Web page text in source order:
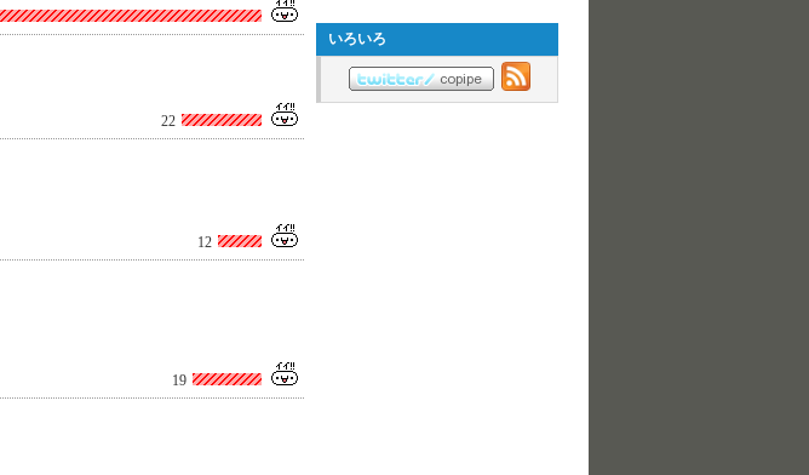
22
12
19
いろいろ